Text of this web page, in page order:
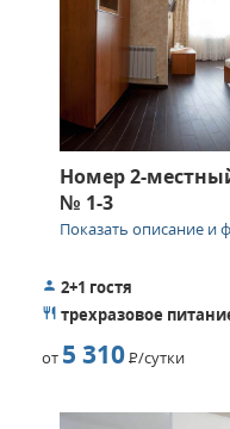
Номер 2-
№ 1-3
Показать описание и
2+1 гостя
трехразовое
от 5 310Р/сутки